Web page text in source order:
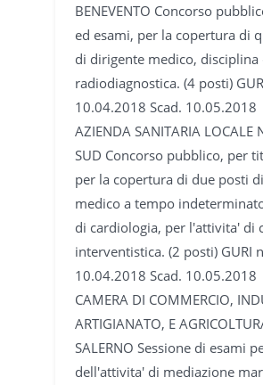
BENEVENTO Concorso
ed esami, per la copertura di
di dirigente medico, disciplina
radiodiagnostica. (4 posti)
10.04.2018 Scad. 10.05.2018
AZIENDA SANITARIA LOCALE
SUD Concorso pubblico, per
per la copertura di due posti
medico a tempo
di cardiologia, per l'attivita' di
interventistica. (2 posti) GURI
10.04.2018 Scad. 10.05.2018
CAMERA DI COMMERCIO,
ARTIGIANATO, E
SALERNO Sessione di esami
dell'attivita' di mediazione